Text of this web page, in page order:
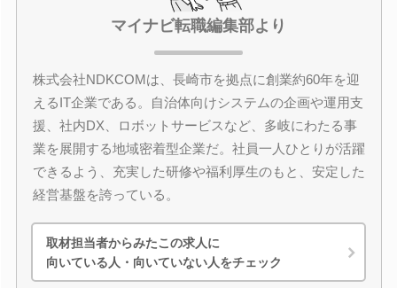
マイナビ転職編集部より
株式会社NDKCOMは、長崎市を拠点に創業約60年を迎
えるIT企業である。自治体向けシステムの企画や運用支
援、社内DX、ロボットサービスなど、多岐にわたる事
業を展開する地域密着型企業だ。社員一人ひとりが活躍
できるよう、充実した研修や福利厚生のもと、安定した
経営基盤を誇っている。
取材担当者からみたこの求人に
向いている人・向いていない人をチェック